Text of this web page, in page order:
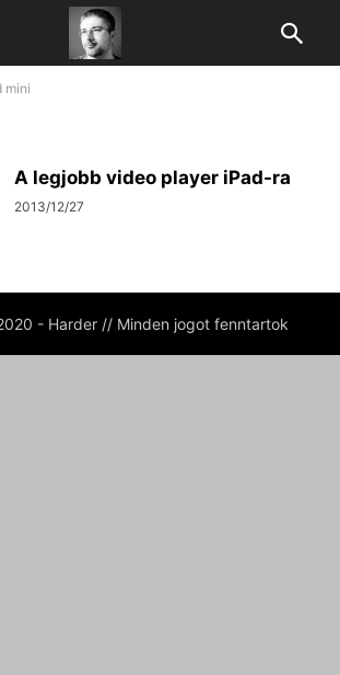
mini
A legjobb video player iPad-ra
2013/12/27
- Harder // Minden jogot fenntartok